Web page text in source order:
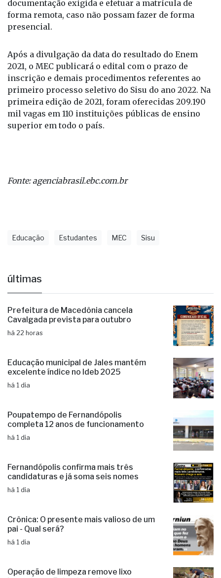
documentação exigida e efetuar a matrícula de
forma remota, caso não possam fazer de forma
presencial.
Após a divulgação da data do resultado do Enem
2021, o MEC publicará o edital com o prazo de
inscrição e demais procedimentos referentes ao
primeiro processo seletivo do Sisu do ano 2022. Na
primeira edição de 2021, foram oferecidas 209.190
mil vagas em 110 instituições públicas de ensino
superior em todo o país.
Fonte: agenciabrasil.ebc.com.br
Educação Estudantes MEC Sisu
últimas
Prefeitura de Macedônia cancela
Cavalgada prevista para outubro
há 22 horas
Educação municipal de Jales mantém
excelente índice no Ideb 2025
há 1 dia
Poupatempo de Fernandópolis
completa 12 anos de funcionamento
há 1 dia
Fernandópolis confirma mais três
candidaturas e já soma seis nomes
há 1 dia
Crônica: O presente mais valioso de um
pai - Qual será?
há 1 dia
Operação de limpeza remove lixo